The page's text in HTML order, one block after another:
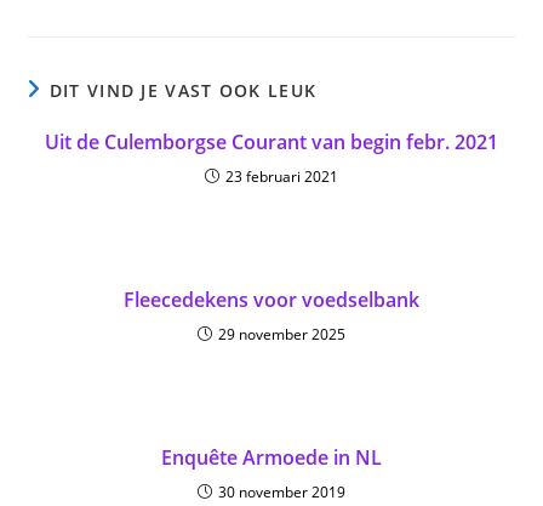
DIT VIND JE VAST OOK LEUK
Uit de Culemborgse Courant van begin febr. 2021
23 februari 2021
Fleecedekens voor voedselbank
29 november 2025
Enquête Armoede in NL
30 november 2019